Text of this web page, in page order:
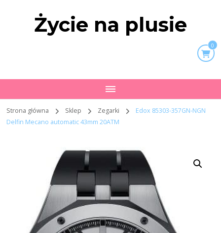
Życie na plusie
0
Strona główna Sklep Zegarki
Edox 85303-357GN-NGN
Delfin Mecano automatic 43mm 20ATM